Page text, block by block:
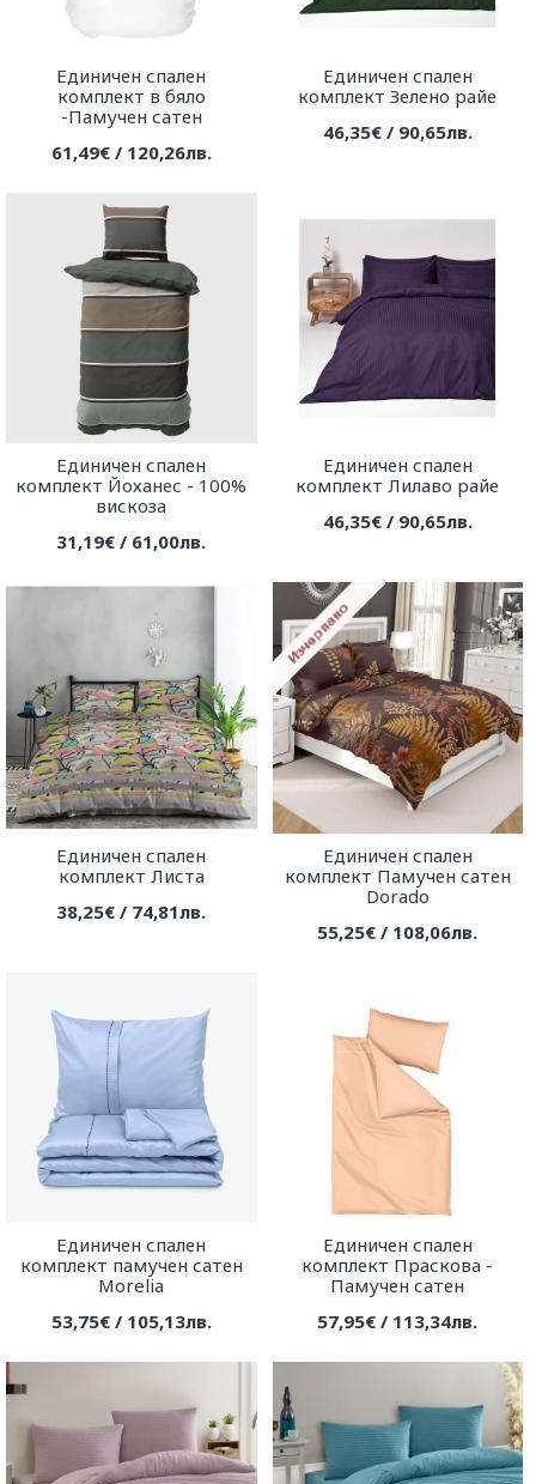
Единичен спален
комплект в бяло
-Памучен сатен
61,49€ / 120,26лв.
Единичен спален
комплект Зелено райе
46,35€ / 90,65лв.
Единичен спален
комплект Йоханес - 100%
вискоза
31,19€ / 61,00лв.
Единичен спален
комплект Лилаво райе
46,35€ / 90,65лв.
Единичен спален
комплект Листа
38,25€ / 74,81лв.
Единичен спален
комплект Памучен сатен
Dorado
55,25€ / 108,06лв.
Единичен спален
комплект памучен сатен
Morelia
53,75€ / 105,13лв.
Единичен спален
комплект Праскова -
Памучен сатен
57,95€ / 113,34лв.